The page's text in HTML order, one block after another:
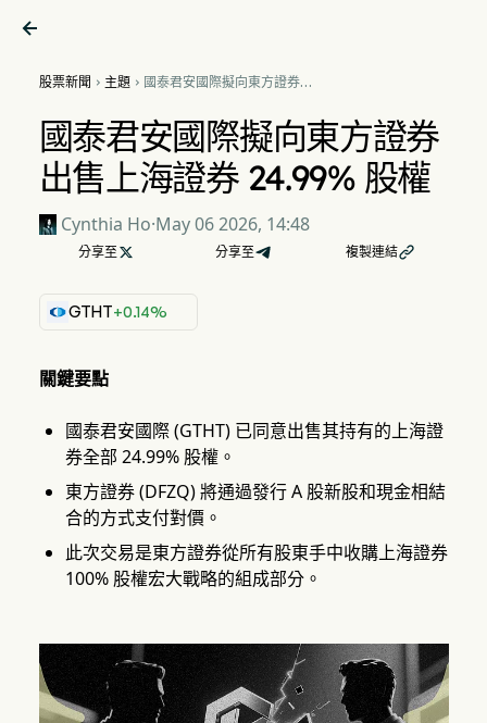

股票新聞  主題 國泰君安國際擬向東方證券出
國泰君安國際擬向東方證券
出售上海證券 24.99% 股權
Cynthia Ho·May 06 2026, 14:48
分享至  分享至 複製連結
GTHT+0.14%
關鍵要點
國泰君安國際 (GTHT) 已同意出售其持有的上海證
券全部 24.99% 股權。
東方證券 (DFZQ) 將通過發行 A 股新股和現金相結
合的方式支付對價。
此次交易是東方證券從所有股東手中收購上海證券
100% 股權宏大戰略的組成部分。